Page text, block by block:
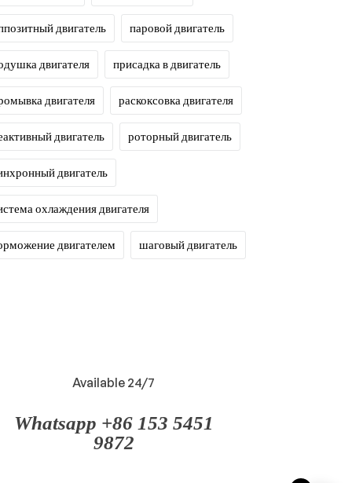
двигатель паровой двигатель
двигателя присадка в двигатель
двигателя раскоксовка двигателя
двигатель роторный двигатель
двигатель
охлаждения двигателя
двигателем шаговый двигатель
Available 24/7
Whatsapp +86 153 5451
9872